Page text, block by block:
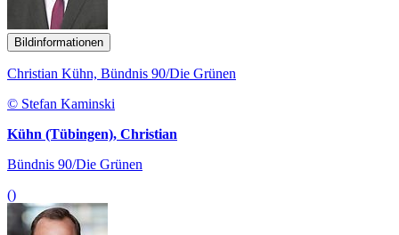
Bildinformationen
Christian Kühn, Bündnis 90/Die Grünen
© Stefan Kaminski
Kühn (Tübingen), Christian
Bündnis 90/Die Grünen
()